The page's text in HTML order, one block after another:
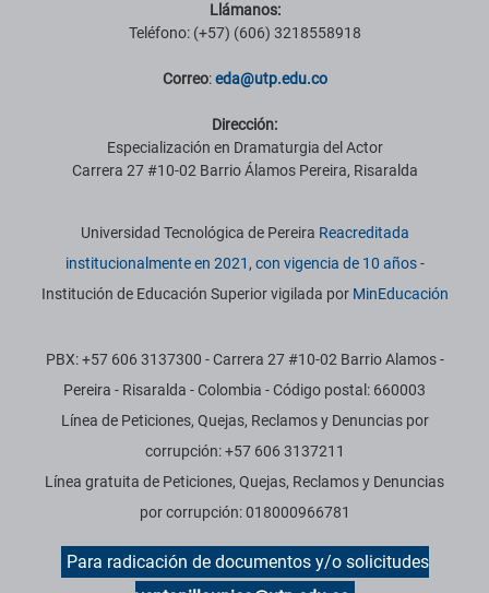
Llámanos:
Teléfono: (+57) (606) 3218558918
Correo:eda@utp.edu.co
Dirección:
Especialización en Dramaturgia del Actor
Carrera 27 #10-02 Barrio Álamos Pereira, Risaralda
Información institucional
Universidad Tecnológica de Pereira Reacreditada
institucionalmente en 2021, con vigencia de 10 años-
Institución de Educación Superior vigilada por MinEducación
PBX: +57 606 3137300 - Carrera 27 #10-02 Barrio Alamos -
Pereira - Risaralda - Colombia - Código postal: 660003
Línea de Peticiones, Quejas, Reclamos y Denuncias por
corrupción: +57 606 3137211
Línea gratuita de Peticiones, Quejas, Reclamos y Denuncias
por corrupción: 018000966781
Para radicación de documentos y/o solicitudes